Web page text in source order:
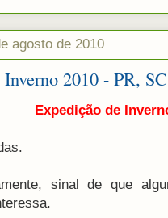
agosto de 2010
2010 - PR,
Expedição de
sinal de que